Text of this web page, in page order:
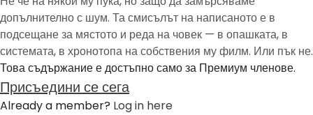
допълнително с шум. Та смисълът на написаното е в
подсещане за мястото и реда на човек — в опашката, в
системата, в хронотопа на собствения му филм. Или пък не.
Това съдържание е достъпно само за Премиум членове.
Присъедини се сега
Already a member? Log in here